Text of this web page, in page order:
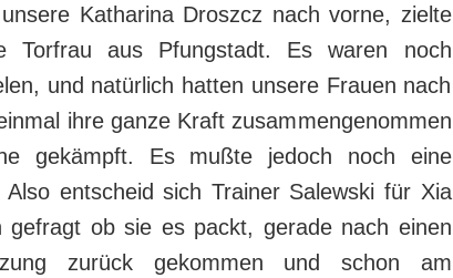
Katharina Droszcz nach vorne, zielte
Torfrau aus Pfungstadt. Es waren noch
und natürlich hatten unsere Frauen nach
ihre ganze Kraft zusammengenommen
gekämpft. Es mußte jedoch noch eine
entscheid sich Trainer Salewski für Xia
gefragt ob sie es packt, gerade nach einen
zurück gekommen und schon am